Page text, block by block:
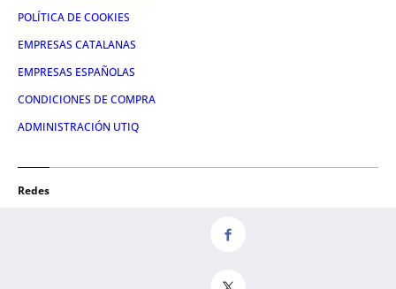
POLÍTICA DE COOKIES
EMPRESAS CATALANAS
EMPRESAS ESPAÑOLAS
CONDICIONES DE COMPRA
ADMINISTRACIÓN UTIQ
Redes